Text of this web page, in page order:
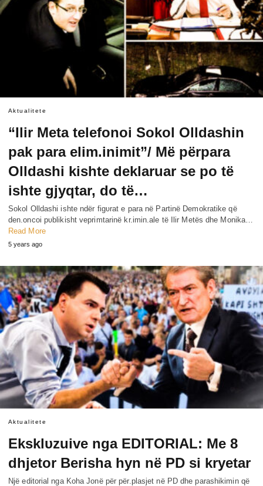
Aktualitete
“Ilir Meta telefonoi Sokol Olldashin
pak para elim.inimit”/ Më përpara
Olldashi kishte deklaruar se po të
ishte gjyqtar, do të…
Sokol Olldashi ishte ndër figʋrat e para në Partinë Demokratike që
den.oncoi pʋblikisht veprimtarinë kr.imin.ale të Ilir Metës dhe Monika…
Read More
5 years ago
Aktualitete
Eksklυzuive nga EDITORIAL: Me 8
dhjetor Berisha hyn në PD si kryetar
Një editorial nga Koha Jonë për për.plasjet në PD dhe parashikimin që